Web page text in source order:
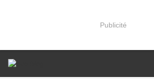
Publicité